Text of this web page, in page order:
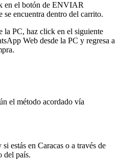
en el botón de ENVIAR
encuentra dentro del carrito.
la PC, haz click en el siguiente
Web desde la PC y regresa a
el método acordado vía
estás en Caracas o a través de
del país.